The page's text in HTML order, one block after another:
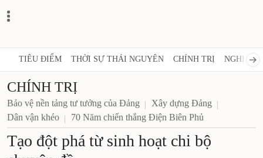
TIÊU ĐIỂM THỜI SỰ THÁI NGUYÊN CHÍNH TRỊ NGHỊ
CHÍNH TRỊ
Bảo vệ nền tảng tư tưởng của Đảng
Xây dựng Đảng
Dân vận khéo
70 Năm chiến thắng Điện Biên Phủ
Tạo đột phá từ sinh hoạt chi bộ